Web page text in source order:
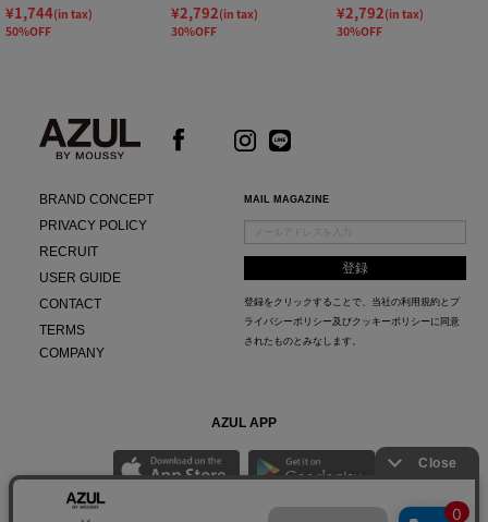
¥1,744(in tax)
50%OFF
¥2,792(in tax)
30%OFF
¥2,792(in tax)
30%OFF
BRAND CONCEPT
PRIVACY POLICY
RECRUIT
USER GUIDE
CONTACT
TERMS
COMPANY
MAIL MAGAZINE
登録をクリックすることで、当社の利用規約と プ
ライバシーポリシー及びクッキーポリシー に同意
されたものとみなします。
AZUL APP